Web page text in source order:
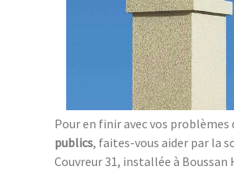
Pour en finir avec vos problèmes
publics, faites-vous aider par la
Couvreur 31, installée à Boussan